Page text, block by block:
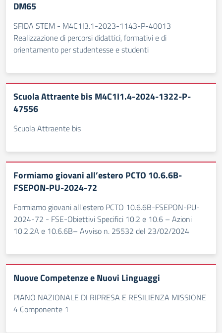
DM65
SFIDA STEM - M4C1I3.1-2023-1143-P-40013
Realizzazione di percorsi didattici, formativi e di
orientamento per studentesse e studenti
Scuola Attraente bis M4C1I1.4-2024-1322-P-
47556
Scuola Attraente bis
Formiamo giovani all’estero PCTO 10.6.6B-
FSEPON-PU-2024-72
Formiamo giovani all'estero PCTO 10.6.6B-FSEPON-PU-
2024-72 - FSE-Obiettivi Specifici 10.2 e 10.6 – Azioni
10.2.2A e 10.6.6B– Avviso n. 25532 del 23/02/2024
Nuove Competenze e Nuovi Linguaggi
PIANO NAZIONALE DI RIPRESA E RESILIENZA MISSIONE
4 Componente 1